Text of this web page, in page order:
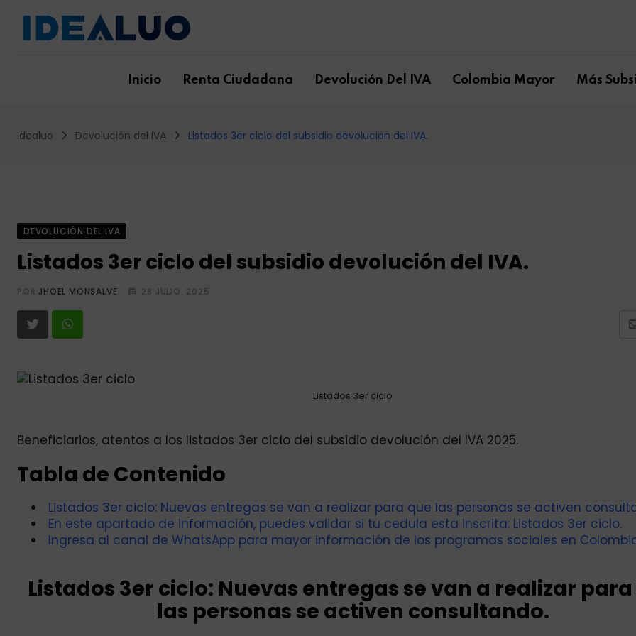
content
Inicio Renta Ciudadana Devolución Del IVA Colombia Mayor Más
Idealuo Devolución del IVA Listados 3er ciclo del subsidio devolución del IVA.
DEVOLUCIÓN DEL IVA
Listados 3er ciclo del subsidio devolución del IVA.
PORJHOEL MONSALVE 28 JULIO, 2025
Listados 3er ciclo
Beneficiarios, atentos a los listados 3er ciclo del subsidio devolución del IVA 2025.
Tabla de Contenido
Listados 3er ciclo: Nuevas entregas se van a realizar para que las personas se activen
En este apartado de información, puedes validar si tu cedula esta inscrita: Listados 3er ciclo.
Ingresa al canal de WhatsApp para mayor información de los programas sociales en
Listados 3er ciclo: Nuevas entregas se van a realizar
las personas se activen consultando.